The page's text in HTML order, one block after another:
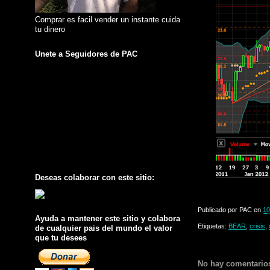
Comprar es facil vender un instante cuida
tu dinero
Unete a Seguidores de PAC
Deseas colaborar con este sitio:
Ayuda a mantener este sitio y colabora
de cualquier pais del mundo el valor
que tu desees
Publicado por PAC en
Etiquetas: BEAR, crisis,
No hay